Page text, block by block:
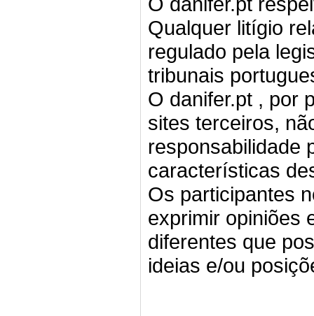
Qualquer litígio
regulado pela
tribunais
O danifer.pt , por
sites terceiros,
responsabilidade
características
Os participantes
exprimir opiniões
diferentes que
ideias e/ou